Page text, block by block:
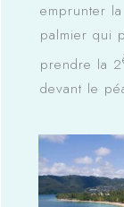
emprunter
palmier qui
prendre la 2
devant le